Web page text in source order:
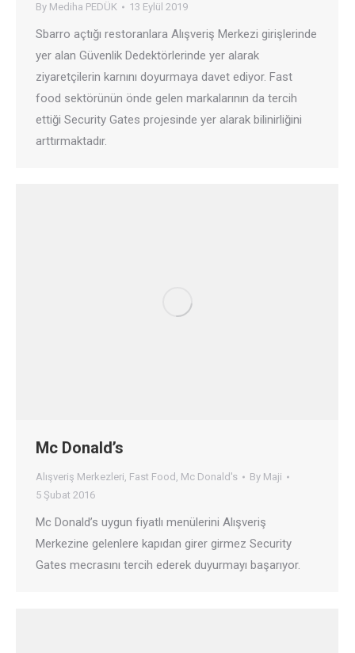
By Mediha PEDÜK 13 Eylül 2019
Sbarro açtığı restoranlara Alışveriş Merkezi girişlerinde
yer alan Güvenlik Dedektörlerinde yer alarak
ziyaretçilerin karnını doyurmaya davet ediyor. Fast
food sektörünün önde gelen markalarının da tercih
ettiği Security Gates projesinde yer alarak bilinirliğini
arttırmaktadır.
Mc Donald’s
Alışveriş Merkezleri, Fast Food , Mc Donald's By Maji
5 Şubat 2016
Mc Donald’s uygun fiyatlı menülerini Alışveriş
Merkezine gelenlere kapıdan girer girmez Security
Gates mecrasını tercih ederek duyurmayı başarıyor.